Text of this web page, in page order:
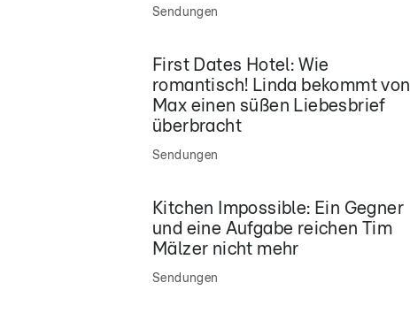
Sendungen
First Dates Hotel: Wie
romantisch! Linda bekommt von
Max einen süßen Liebesbrief
überbracht
Sendungen
Kitchen Impossible: Ein Gegner
und eine Aufgabe reichen Tim
Mälzer nicht mehr
Sendungen